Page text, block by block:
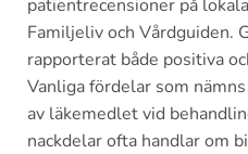
patientrecensioner på
Familjeliv och Vårdguiden.
rapporterat både positiva
Vanliga fördelar som
av läkemedlet vid
nackdelar ofta handlar om